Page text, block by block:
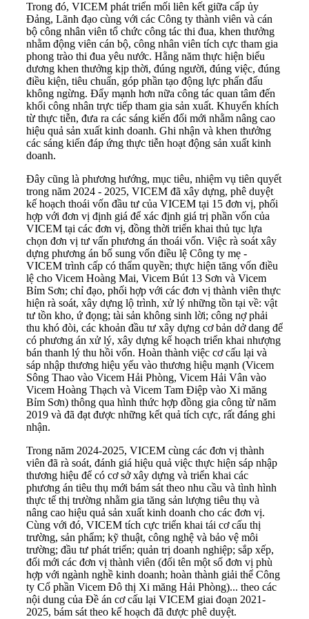
Trong đó, VICEM phát triển mối liên kết giữa cấp ủy
Đảng, Lãnh đạo cùng với các Công ty thành viên và cán
bộ công nhân viên tổ chức công tác thi đua, khen thưởng
nhằm động viên cán bộ, công nhân viên tích cực tham gia
phong trào thi đua yêu nước. Hằng năm thực hiện biểu
dương khen thưởng kịp thời, đúng người, đúng việc, đúng
điều kiện, tiêu chuẩn, góp phần tạo động lực phấn đấu
không ngừng. Đẩy mạnh hơn nữa công tác quan tâm đến
khối công nhân trực tiếp tham gia sản xuất. Khuyến khích
từ thực tiễn, đưa ra các sáng kiến đổi mới nhằm nâng cao
hiệu quả sản xuất kinh doanh. Ghi nhận và khen thưởng
các sáng kiến đáp ứng thực tiễn hoạt động sản xuất kinh
doanh.
Đây cũng là phương hướng, mục tiêu, nhiệm vụ tiên quyết
trong năm 2024 - 2025, VICEM đã xây dựng, phê duyệt
kế hoạch thoái vốn đầu tư của VICEM tại 15 đơn vị, phối
hợp với đơn vị định giá để xác định giá trị phần vốn của
VICEM tại các đơn vị, đồng thời triển khai thủ tục lựa
chọn đơn vị tư vấn phương án thoái vốn. Việc rà soát xây
dựng phương án bổ sung vốn điều lệ Công ty mẹ -
VICEM trình cấp có thẩm quyền; thực hiện tăng vốn điều
lệ cho Vicem Hoàng Mai, Vicem Bút 13 Sơn và Vicem
Bỉm Sơn; chỉ đạo, phối hợp với các đơn vị thành viên thực
hiện rà soát, xây dựng lộ trình, xử lý những tồn tại về: vật
tư tồn kho, ứ đọng; tài sản không sinh lời; công nợ phải
thu khó đòi, các khoản đầu tư xây dựng cơ bản dở dang để
có phương án xử lý, xây dựng kế hoạch triển khai nhượng
bán thanh lý thu hồi vốn. Hoàn thành việc cơ cấu lại và
sáp nhập thương hiệu yếu vào thương hiệu mạnh (Vicem
Sông Thao vào Vicem Hải Phòng, Vicem Hải Vân vào
Vicem Hoàng Thạch và Vicem Tam Điệp vào Xi măng
Bỉm Sơn) thông qua hình thức hợp đồng gia công từ năm
2019 và đã đạt được những kết quả tích cực, rất đáng ghi
nhận.
Trong năm 2024-2025, VICEM cùng các đơn vị thành
viên đã rà soát, đánh giá hiệu quả việc thực hiện sáp nhập
thương hiệu để có cơ sở xây dựng và triển khai các
phương án tiêu thụ mới bám sát theo nhu cầu và tình hình
thực tế thị trường nhằm gia tăng sản lượng tiêu thụ và
nâng cao hiệu quả sản xuất kinh doanh cho các đơn vị.
Cùng với đó, VICEM tích cực triển khai tái cơ cấu thị
trường, sản phẩm; kỹ thuật, công nghệ và bảo vệ môi
trường; đầu tư phát triển; quản trị doanh nghiệp; sắp xếp,
đổi mới các đơn vị thành viên (đổi tên một số đơn vị phù
hợp với ngành nghề kinh doanh; hoàn thành giải thể Công
ty Cổ phần Vicem Đô thị Xi măng Hải Phòng)... theo các
nội dung của Đề án cơ cấu lại VICEM giai đoạn 2021-
2025, bám sát theo kế hoạch đã được phê duyệt.